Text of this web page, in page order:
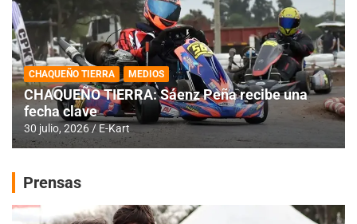
CHAQUEÑO TIERRA MEDIOS
CHAQUEÑO TIERRA: Sáenz Peña recibe una
fecha clave
30 julio, 2026 E-Kart
Prensas